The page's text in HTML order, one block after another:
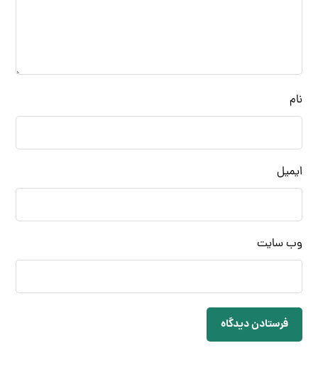
نام
ایمیل
وب‌ سایت
فرستادن دیدگاه